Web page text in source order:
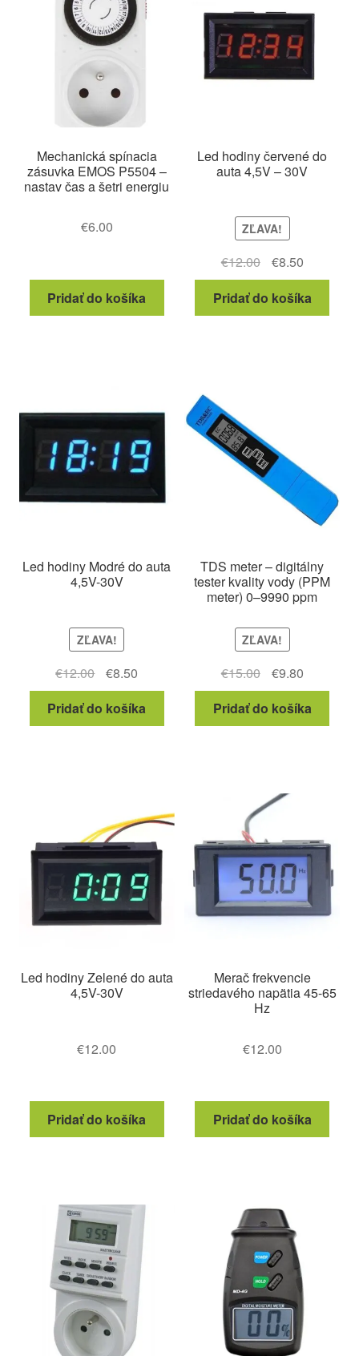
Mechanická spínacia
zásuvka EMOS P5504 –
nastav čas a šetri energiu
€6.00
Pridať do košíka
Led hodiny červené do
auta 4,5V – 30V
ZĽAVA!
€12.00
Pôvodná
cena
bola:
€12.00.
€8.50Aktuálna
cena
je:
€8.50.
Pridať do košíka
Led hodiny Modré do auta
4,5V-30V
ZĽAVA!
€12.00 Pôvodná
cena
bola:
€12.00.
€8.50
cena
je:
€8.50.
Pridať do košíka
TDS meter – digitálny
tester kvality vody (PPM
meter) 0–9990 ppm
ZĽAVA!
€15.00
Pôvodná
cena
bola:
€15.00.
€9.80Aktuálna
cena
je:
€9.80.
Pridať do košíka
Led hodiny Zelené do auta
4,5V-30V
€12.00
Pridať do košíka
Merač frekvencie
striedavého napätia 45-65
Hz
€12.00
Pridať do košíka